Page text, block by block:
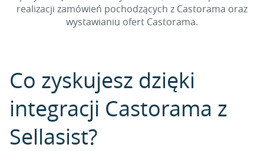
realizacji zamówień pochodzących z Castorama oraz
wystawianiu ofert Castorama.
Co zyskujesz dzięki
integracji Castorama z
Sellasist?